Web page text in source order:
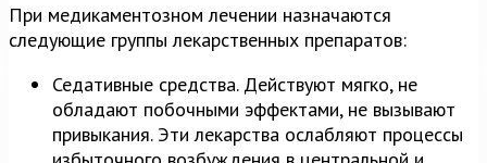
При медикаментозном лечении назначаются
следующие группы лекарственных препаратов:
Седативные средства. Действуют мягко, не
обладают побочными эффектами, не вызывают
привыкания. Эти лекарства ослабляют процессы